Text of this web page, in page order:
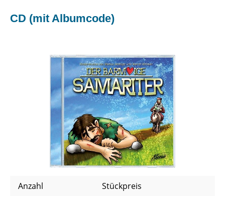
CD (mit Albumcode)
Bildergalerie überspringen
Anzahl
Stückpreis